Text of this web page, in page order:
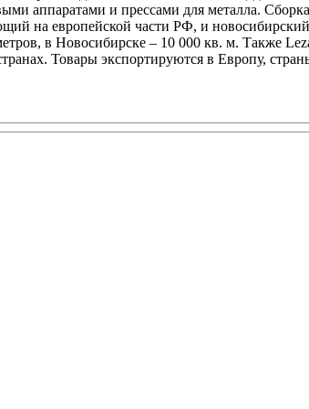
аппаратами и прессами для металла.
на европейской части РФ, и
в Новосибирске – 10 000 кв. м. Также
Товары экспортируются в Европу,